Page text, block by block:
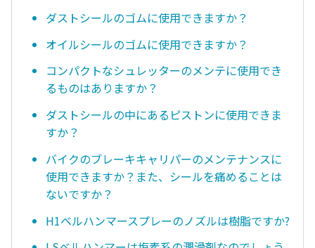
ダストシールのゴムに使用できますか？
オイルシールのゴムに使用できますか？
コンパクトなシュレッターのメンテに使用でき
るものはありますか？
ダストシールの中にあるピストンに使用できま
すか？
バイクのブレーキキャリパーのメンテナンスに
使用できますか？また、シールを痛めることは
ないですか？
H1ベルハンマースプレーのノズルは樹脂ですか?